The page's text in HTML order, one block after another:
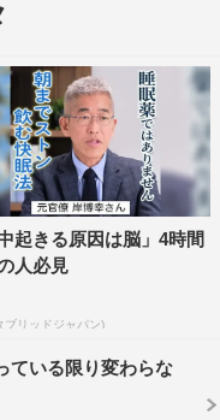
B級グルメ「ローメ
草薙航基（宮下草
田市へ。産出額日本
人親子と出会う。
みなみと共に青森県
が起こる。
中起きる原因は脳」4時間
人必見
ブリッドジャパン)
ている限り変わらな